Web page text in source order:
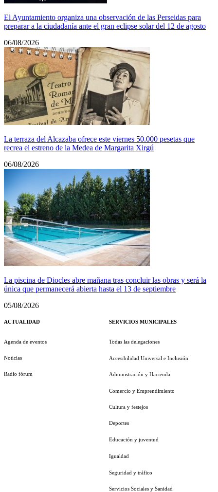
El Ayuntamiento organiza una observación de las Perseidas para
preparar a la ciudadanía ante el gran eclipse solar del 12 de agosto
06/08/2026
La terraza del Alcazaba ofrece este viernes 50.000 pesetas que
recrea el estreno de la Medea de Margarita Xirgú
06/08/2026
La piscina de Diocles abre mañana tras concluir las obras y será la
única que permanecerá abierta hasta el 13 de septiembre
05/08/2026
ACTUALIDAD
Agenda de eventos
Noticias
Radio fórum
SERVICIOS MUNICIPALES
Todas las delegaciones
Accesibilidad Universal e Inclusión
Administración y Hacienda
Comercio y Emprendimiento
Cultura y festejos
Deportes
Educación y juventud
Igualdad
Seguridad y tráfico
Servicios Sociales y Sanidad